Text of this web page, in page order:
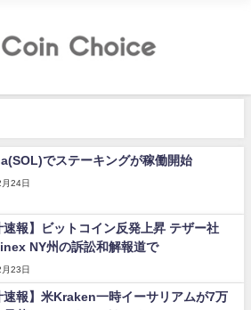
でステーキングが稼働開始
24日
速報】ビットコイン反発上昇 テザー社
NY州の訴訟和解報道で
23日
速報】米Kraken一時イーサリアムが7万